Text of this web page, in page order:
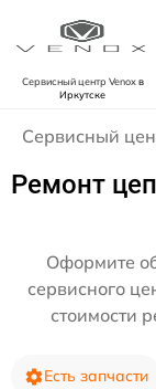
Сервисный центр Venoxв
Иркутске
Сервисный
Ремонт
Оформите
сервисного
стоимости
Есть запчасти